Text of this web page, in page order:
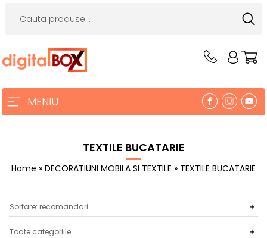
MENIU
TEXTILE BUCATARIE
Home » DECORATIUNI MOBILA SI TEXTILE » TEXTILE BUCATARIE